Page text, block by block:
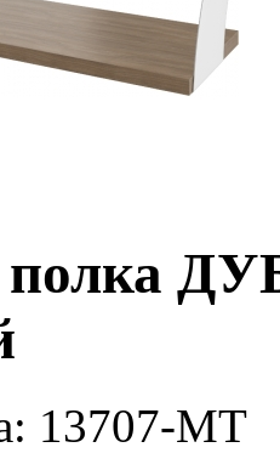
полка
13707-MT